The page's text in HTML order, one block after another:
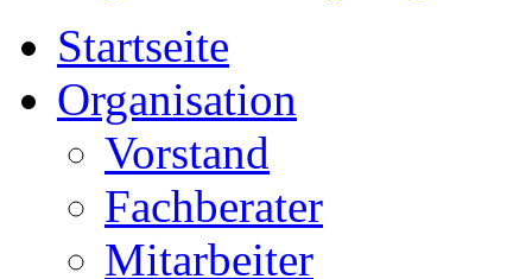
Startseite
Organisation
Vorstand
Fachberater
Mitarbeiter